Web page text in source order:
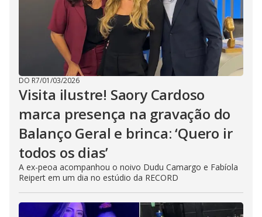
DO R7/01/03/2026
Visita ilustre! Saory Cardoso
marca presença na gravação do
Balanço Geral e brinca: ‘Quero ir
todos os dias’
A ex-peoa acompanhou o noivo Dudu Camargo e Fabíola
Reipert em um dia no estúdio da RECORD